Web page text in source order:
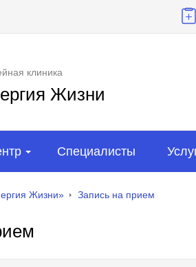
клиника
Жизни
Специалисты
Жизни» Запись на прием